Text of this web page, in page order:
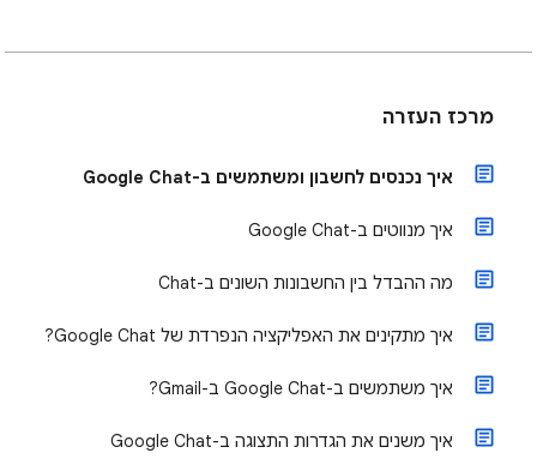
מרכז העזרה
איך נכנסים לחשבון ומשתמשים ב-Google Chat
איך מנווטים ב-Google Chat
מה ההבדל בין החשבונות השונים ב-Chat
איך מתקינים את האפליקציה הנפרדת של Google Chat?
איך משתמשים ב-Google Chat ב-Gmail?
איך משנים את הגדרות התצוגה ב-Google Chat